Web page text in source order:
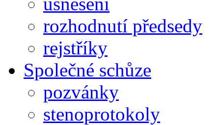
rozhodnutí předsedy
rejstříky
Společné schůze
pozvánky
stenoprotokoly